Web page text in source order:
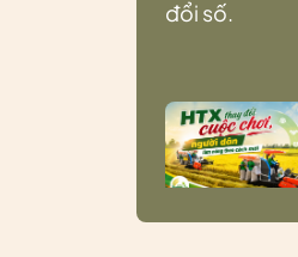
đổi số.